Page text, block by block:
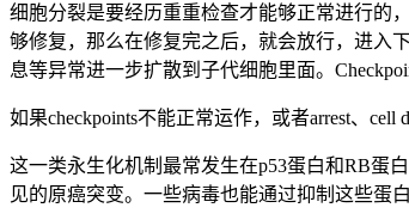
细胞分裂是要经历重重检查才能够正常进行的
够修复，那么在修复完之后，就会放行，进入
息等异常进一步扩散到子代细胞里面。
如果checkpoints不能正常运作，或者arrest、
这一类永生化机制最常发生在p53蛋白和RB蛋
见的原癌突变。一些病毒也能通过抑制这些蛋